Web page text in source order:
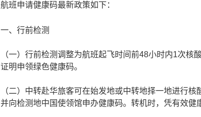
航班申请健康码最新政策如下：
一、行前检测
（一）行前检测调整为航班起飞时间前48小时内1次
证明申领绿色健康码。
（二）中转赴华旅客可在始发地或中转地择一地进行
并向检测地中国使领馆申办健康码。转机时，凭有效健